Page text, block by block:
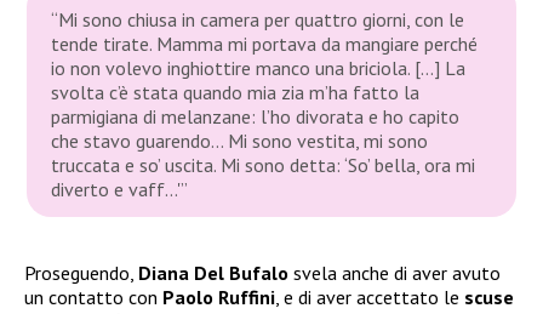
“Mi sono chiusa in camera per quattro giorni, con le
tende tirate. Mamma mi portava da mangiare perché
io non volevo inghiottire manco una briciola. […] La
svolta c’è stata quando mia zia m’ha fatto la
parmigiana di melanzane: l’ho divorata e ho capito
che stavo guarendo… Mi sono vestita, mi sono
truccata e so’ uscita. Mi sono detta: ‘So’ bella, ora mi
diverto e vaff…'”
Proseguendo, Diana Del Bufalo svela anche di aver avuto
un contatto con Paolo Ruffini , e di aver accettato le scuse